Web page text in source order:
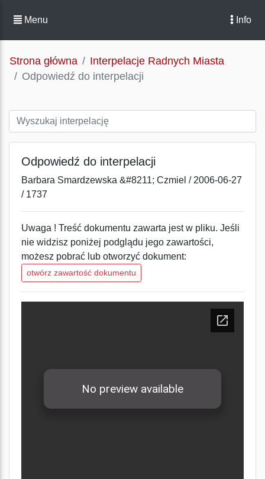
Menu Info
Strona główna
Interpelacje Radnych Miasta
Odpowiedź do interpelacji
Odpowiedź do interpelacji
Barbara Smardzewska &#8211; Czmiel / 2006-06-27
/ 1737
Uwaga ! Treść dokumentu zawarta jest w pliku. Jeśli
nie widzisz poniżej podglądu jego zawartości,
możesz pobrać lub otworzyć dokument:
otwórz zawartość dokumentu